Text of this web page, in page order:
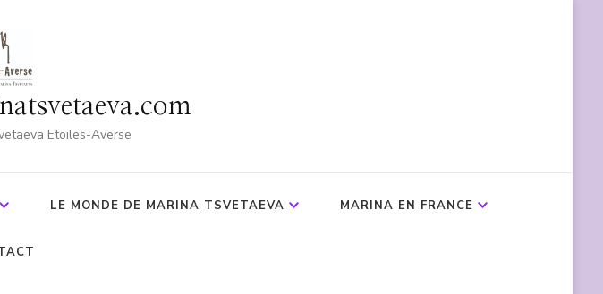
Etoiles-Averse
LE MONDE DE MARINA TSVETAEVA MARINA EN FRANCE